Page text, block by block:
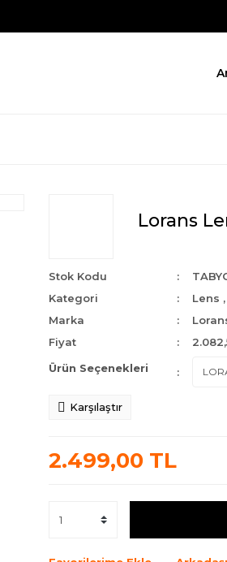
Lorans
Stok Kodu
Kategori
Lens ,
Marka
Fiyat
Ürün Seçenekleri
Karşılaştır
2.499,00 TL